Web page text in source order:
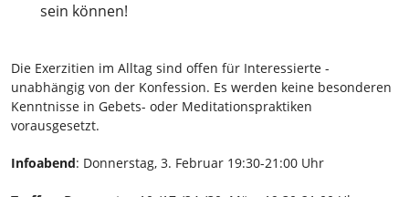
sein können!
Die Exerzitien im Alltag sind offen für Interessierte -
unabhängig von der Konfession. Es werden keine besonderen
Kenntnisse in Gebets- oder Meditationspraktiken
vorausgesetzt.
Infoabend: Donnerstag, 3. Februar 19:30-21:00 Uhr